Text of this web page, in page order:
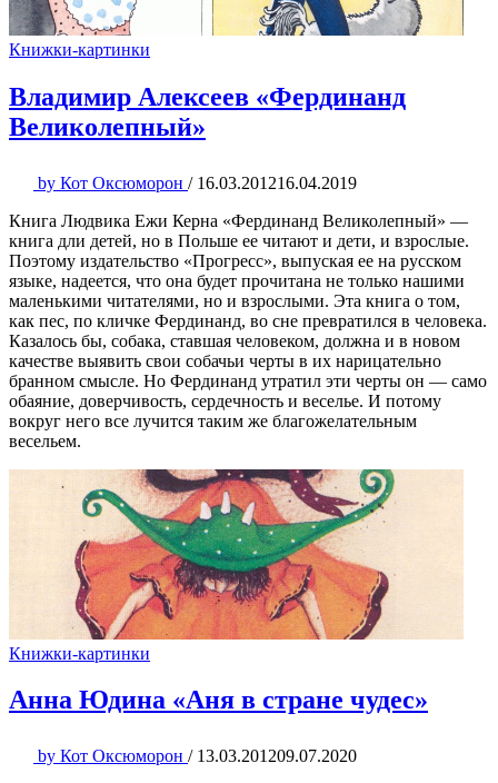
Книжки-картинки
Владимир Алексеев «Фердинанд
Великолепный»
by Кот Оксюморон / 16.03.201216.04.2019
Книга Людвика Ежи Керна «Фердинанд Великолепный» —
книга дли детей, но в Польше ее читают и дети, и взрослые.
Поэтому издательство «Прогресс», выпуская ее на русском
языке, надеется, что она будет прочитана не только нашими
маленькими читателями, но и взрослыми. Эта книга о том,
как пес, по кличке Фердинанд, во сне превратился в человека.
Казалось бы, собака, ставшая человеком, должна и в новом
качестве выявить свои собачьи черты в их нарицательно
бранном смысле. Но Фердинанд утратил эти черты он — само
обаяние, доверчивость, сердечность и веселье. И потому
вокруг него все лучится таким же благожелательным
весельем.
Книжки-картинки
Анна Юдина «Аня в стране чудес»
by Кот Оксюморон / 13.03.201209.07.2020